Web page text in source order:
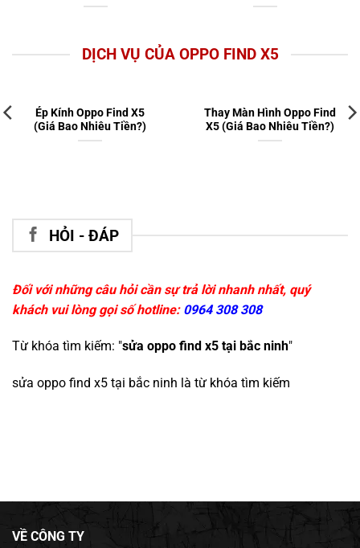
DỊCH VỤ CỦA OPPO FIND X5
Ép Kính Oppo Find X5
(Giá Bao Nhiêu Tiền?)
Thay Màn Hình Oppo Find
X5 (Giá Bao Nhiêu Tiền?)
HỎI - ĐÁP
Đối với những câu hỏi cần sự trả lời nhanh nhất, quý
khách vui lòng gọi số hotline: 0964 308 308
Từ khóa tìm kiếm: "sửa oppo find x5 tại bắc ninh"
sửa oppo find x5 tại bắc ninh là từ khóa tìm kiếm
VỀ CÔNG TY